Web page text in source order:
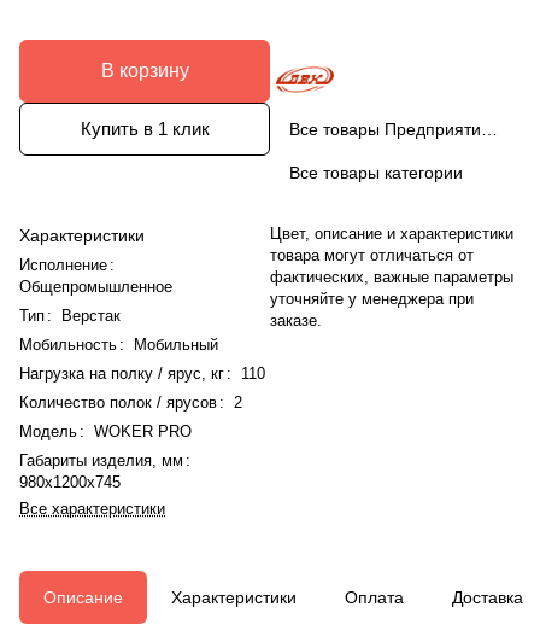
В корзину
Купить в 1 клик
Характеристики
Исполнение :
Общепромышленное
Тип :
Верстак
Мобильность :
Мобильный
Нагрузка на полку / ярус, кг :
110
Количество полок / ярусов :
2
Модель : WOKER PRO
Габариты изделия, мм :
980x1200x745
Все характеристики
Все товары категории
Цвет, описание и характеристики
товара могут отличаться от
фактических, важные параметры
уточняйте у менеджера при
заказе.
Описание Характеристики Оплата Доставка